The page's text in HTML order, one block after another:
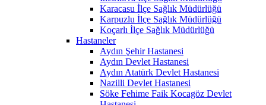
Karacasu İlçe Sağlık Müdürlüğü
Karpuzlu İlçe Sağlık Müdürlüğü
Koçarlı İlçe Sağlık Müdürlüğü
Hastaneler
Aydın Şehir Hastanesi
Aydın Devlet Hastanesi
Aydın Atatürk Devlet Hastanesi
Nazilli Devlet Hastanesi
Söke Fehime Faik Kocagöz Devlet